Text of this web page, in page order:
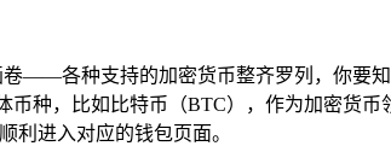
——各种支持的加密货币整齐罗列，你要
种，比如比特币（BTC），作为加密货
利进入对应的钱包页面。